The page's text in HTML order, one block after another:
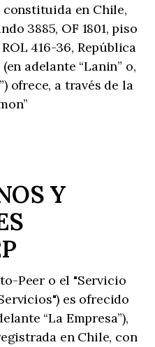
constituida en Chile,
3885, OF 1801, piso
416-36, República
adelante “Lanin” o,
ofrece, a través de la
Y
Peer o el "Servicio
es ofrecido
“La Empresa”),
en Chile, con